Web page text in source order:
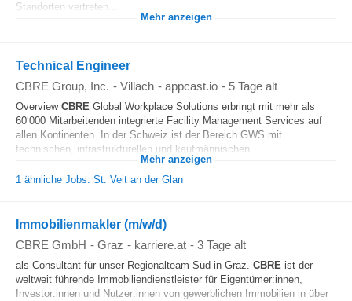
Standorten vertreten...
Mehr anzeigen
Technical Engineer
CBRE Group, Inc. - Villach - appcast.io - 5 Tage alt
Overview CBRE Global Workplace Solutions erbringt mit mehr als
60‘000 Mitarbeitenden integrierte Facility Management Services auf
allen Kontinenten. In der Schweiz ist der Bereich GWS mit
technischen, infrastrukturellen und kaufmännischen...
Mehr anzeigen
1 ähnliche Jobs: St. Veit an der Glan
Immobilienmakler (m/w/d)
CBRE GmbH - Graz - karriere.at - 3 Tage alt
als Consultant für unser Regionalteam Süd in Graz. CBRE ist der
weltweit führende Immobiliendienstleister für Eigentümer:innen,
Investor:innen und Nutzer:innen von gewerblichen Immobilien in über